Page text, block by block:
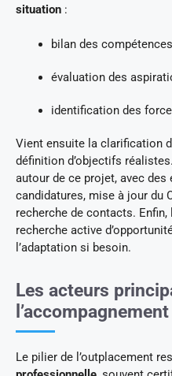
situation :
bilan des
évaluation des
identification des
Vient ensuite la clarification
définition d’objectifs
autour de ce projet, avec
candidatures, mise à jour du
recherche de contacts. Enfin,
recherche active
l’adaptation si besoin.
Les acteurs
l’accompagnement
Le pilier de l’outplacement